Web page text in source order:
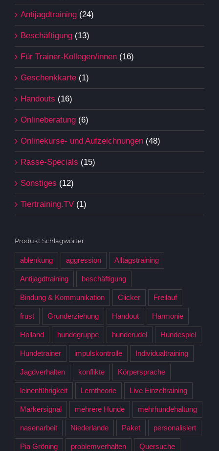
Antijagdtraining (24)
Beschäftigung (13)
Für Trainer-Kollegen/innen (16)
Geschenkkarte (1)
Handouts (16)
Onlineberatung (6)
Onlinekurse- und Aufzeichnungen (48)
Rasse-Specials (15)
Sonstiges (12)
Tiertraining.TV (1)
Produkt Schlagwörter
ablenkung aggression Alltagstraining
Antijagdtraining beschäftigung
Bindung & Kommunikation Clicker Freilauf
frust Grunderziehung Handout Harmonie
Holland hundegruppe hunderudel Hundespiel
Hundetrainer impulskontrolle Individualtraining
Jagdverhalten konflikte Körpersprache
leinenführigkeit Lerntheorie Live Einzeltraining
Markersignal mehrere Hunde mehrhundehaltung
nasenarbeit Niederlande Paket personalisiert
Pia Gröning problemverhalten Quersuche